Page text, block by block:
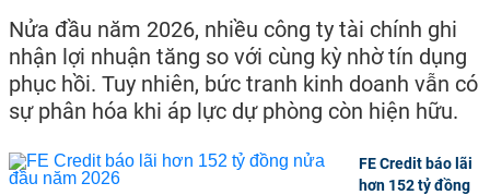
Nửa đầu năm 2026, nhiều công ty tài chính ghi
nhận lợi nhuận tăng so với cùng kỳ nhờ tín dụng
phục hồi. Tuy nhiên, bức tranh kinh doanh vẫn có
sự phân hóa khi áp lực dự phòng còn hiện hữu.
FE Credit báo lãi
hơn 152 tỷ đồng